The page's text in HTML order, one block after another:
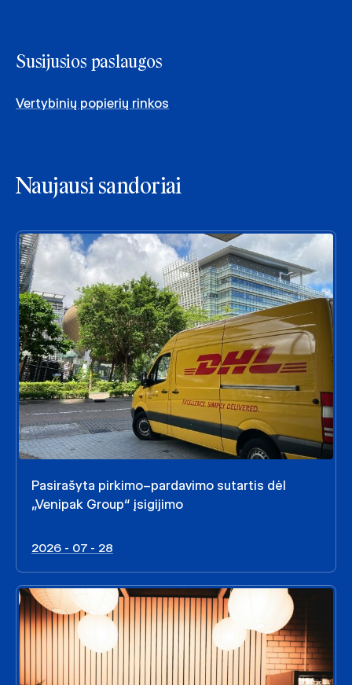
Susijusios paslaugos
Vertybinių popierių rinkos
Naujausi sandoriai
Pasirašyta pirkimo–pardavimo sutartis dėl
„Venipak Group“ įsigijimo
2026 - 07 - 28